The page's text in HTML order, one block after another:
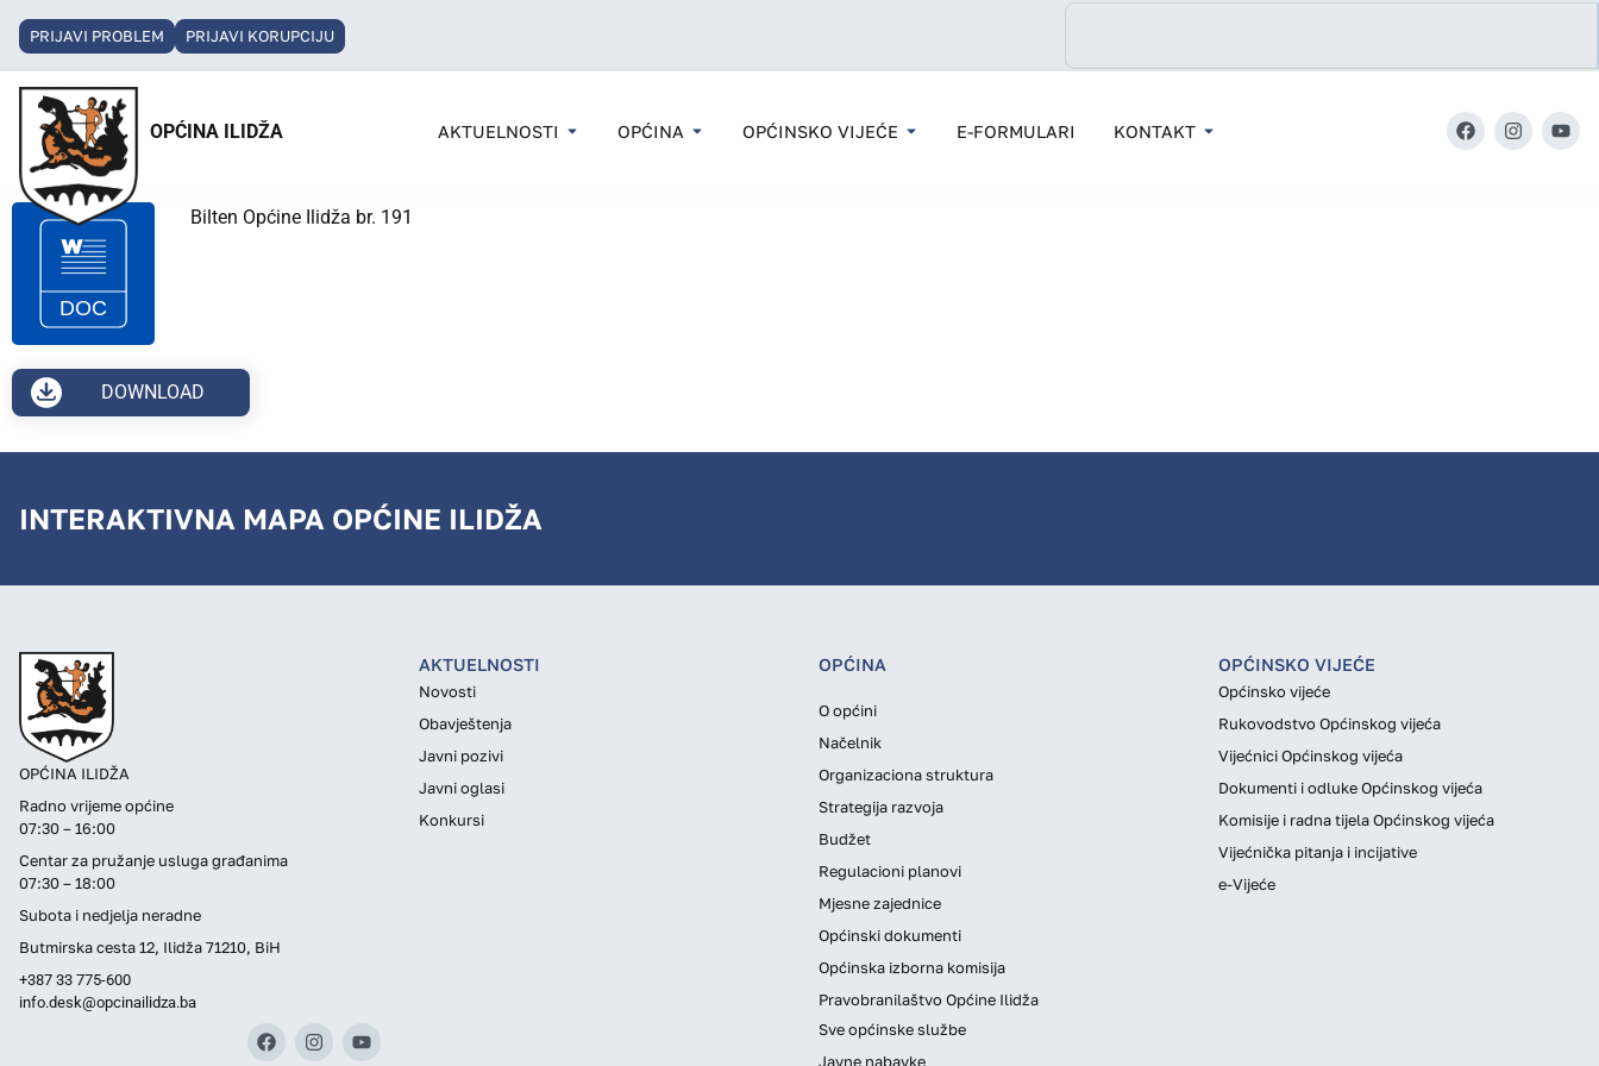
PRIJAVI PROBLEM PRIJAVI KORUPCIJU
OPĆINA ILIDŽA AKTUELNOSTI OPĆINA OPĆINSKO VIJEĆE E-FORMULARI KONTAKT
Bilten Općine Ilidža br. 191
DOWNLOAD
INTERAKTIVNA MAPA OPĆINE ILIDŽA
OPĆINA ILIDŽA
Radno vrijeme općine
07:30 – 16:00
Centar za pružanje usluga građanima
07:30 – 18:00
Subota i nedjelja neradne
Butmirska cesta 12, Ilidža 71210, BiH
+387 33 775-600
info.desk@opcinailidza.ba
AKTUELNOSTI
Novosti
Obavještenja
Javni pozivi
Javni oglasi
Konkursi
OPĆINA
O općini
Načelnik
Organizaciona struktura
Strategija razvoja
Budžet
Regulacioni planovi
Mjesne zajednice
Općinski dokumenti
Općinska izborna komisija
Pravobranilaštvo Općine Ilidža
Sve općinske službe
Javne nabavke
OPĆINSKO VIJEĆE
Općinsko vijeće
Rukovodstvo Općinskog vijeća
Vijećnici Općinskog vijeća
Dokumenti i odluke Općinskog vijeća
Komisije i radna tijela Općinskog vijeća
Vijećnička pitanja i incijative
e-Vijeće